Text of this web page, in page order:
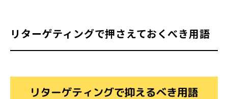
リターゲティングで押さえておくべき用語